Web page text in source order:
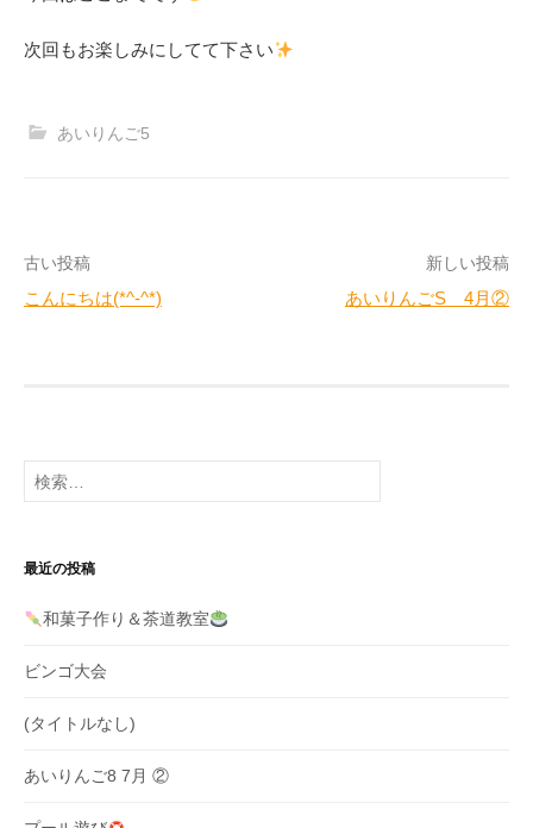
次回もお楽しみにしてて下さい
あいりんご5
投
稿
ー
ョ
ン
古い投稿
こんにちは(*^-^*)
新しい投稿
あいりんごS 4月②
検
索:
最近の投稿
和菓子作り＆茶道教室
ビンゴ大会
(タイトルなし)
あいりんご8 7月 ②